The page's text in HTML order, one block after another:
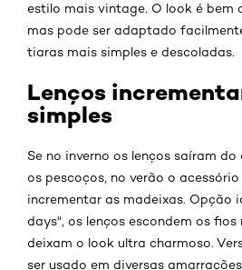
estilo mais vintage. O look é bem
mas pode ser adaptado
tiaras mais simples e descoladas.
Lenços
simples
Se no inverno os lenços saíram
os pescoços, no verão o
incrementar as madeixas. Opção
days", os lenços escondem os
deixam o look ultra charmoso.
ser usado em diversas